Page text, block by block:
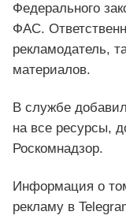
Федерального
ФАС.
рекламодатель,
материалов.
В службе
на все ресурсы,
Роскомнадзор.
Информация о
рекламу в